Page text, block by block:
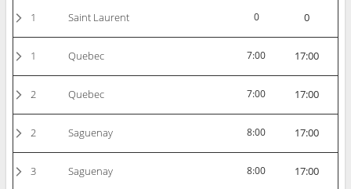
1 Saint Laurent 0 0
1 Quebec 7:00 17:00
2 Quebec 7:00 17:00
2 Saguenay 8:00 17:00
3 Saguenay 8:00 17:00